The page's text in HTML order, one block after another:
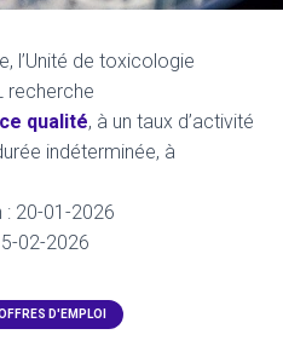
l’Unité de toxicologie
recherche
qualité, à un taux d’activité
indéterminée, à
: 20-01-2026
02-2026
D'EMPLOI